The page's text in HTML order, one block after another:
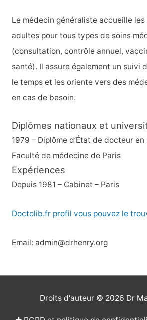
Le médecin généraliste accueille
adultes pour tous types de soins
(consultation, contrôle annuel,
santé). Il assure également un suivi
le temps et les oriente vers des
en cas de besoin.
Diplômes nationaux et
1979 – Diplôme d’État de docteur
Faculté de médecine de Paris
Expériences
Depuis 1981 – Cabinet – Paris
Doctolib.fr profil vous pouvez le
Email: admin@drhenry.org
Droits d'auteur © 2026 Dr